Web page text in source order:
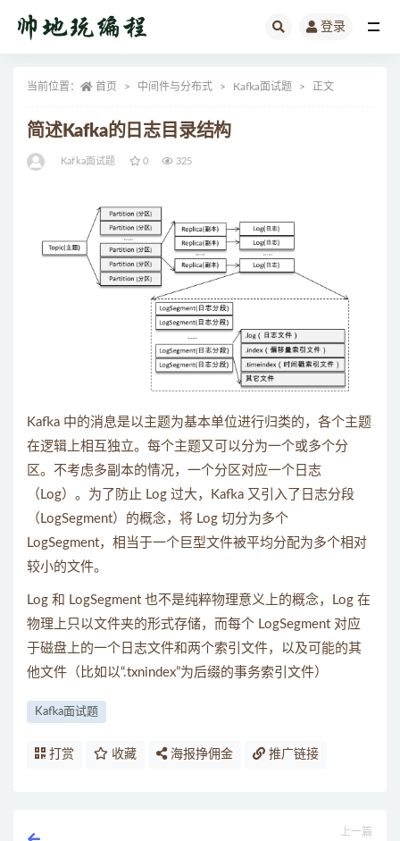
登录
当前位置： 首页 中间件与分布式 Kafka面试题 正文
简述Kafka的日志目录结构
Kafka面试题 0 325
Kafka 中的消息是以主题为基本单位进行归类的，各个主题
在逻辑上相互独立。每个主题又可以分为一个或多个分
区。不考虑多副本的情况，一个分区对应一个日志
（Log）。为了防止 Log 过大，Kafka 又引入了日志分段
（LogSegment）的概念，将 Log 切分为多个
LogSegment，相当于一个巨型文件被平均分配为多个相对
较小的文件。
Log 和 LogSegment 也不是纯粹物理意义上的概念，Log 在
物理上只以文件夹的形式存储，而每个 LogSegment 对应
于磁盘上的一个日志文件和两个索引文件，以及可能的其
他文件（比如以“.txnindex”为后缀的事务索引文件）
Kafka面试题
打赏 收藏 海报挣佣金 推广链接
上一篇